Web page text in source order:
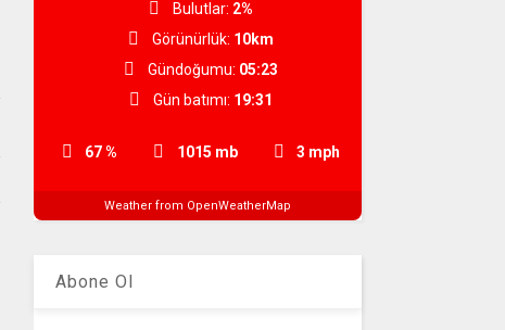
67 % 1015 mb 3 mph
Bulutlar: 2%
Görünürlük: 10km
Gündoğumu: 05:23
Gün batımı: 19:31
Weather from OpenWeatherMap
Abone Ol